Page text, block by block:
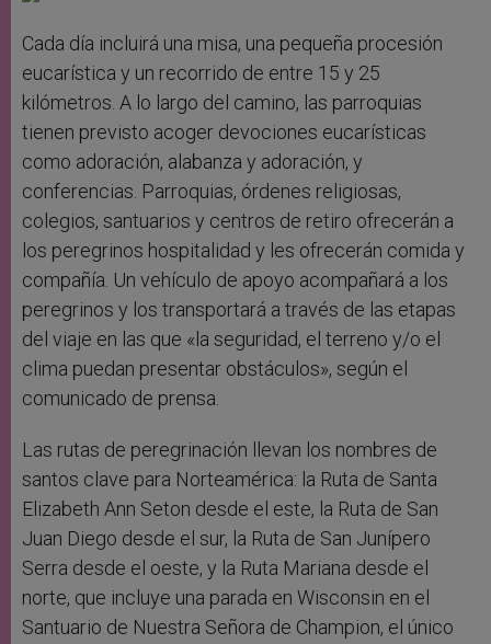
Cada día incluirá una misa, una pequeña procesión
eucarística y un recorrido de entre 15 y 25
kilómetros. A lo largo del camino, las parroquias
tienen previsto acoger devociones eucarísticas
como adoración, alabanza y adoración, y
conferencias. Parroquias, órdenes religiosas,
colegios, santuarios y centros de retiro ofrecerán a
los peregrinos hospitalidad y les ofrecerán comida y
compañía. Un vehículo de apoyo acompañará a los
peregrinos y los transportará a través de las etapas
del viaje en las que «la seguridad, el terreno y/o el
clima puedan presentar obstáculos», según el
comunicado de prensa.
Las rutas de peregrinación llevan los nombres de
santos clave para Norteamérica: la Ruta de Santa
Elizabeth Ann Seton desde el este, la Ruta de San
Juan Diego desde el sur, la Ruta de San Junípero
Serra desde el oeste, y la Ruta Mariana desde el
norte, que incluye una parada en Wisconsin en el
Santuario de Nuestra Señora de Champion, el único